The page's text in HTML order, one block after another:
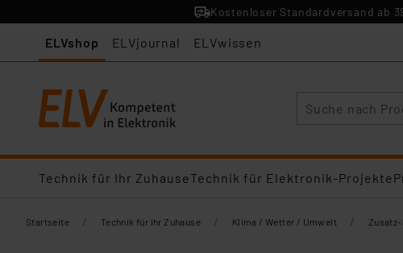
Kostenloser Standardversand ab
ELVshop ELVjournal ELVwissen
Technik für Ihr ZuhauseTechnik für Elektronik-Projekte
Startseite / Technik für Ihr Zuhause / Klima / Wetter / Umwelt /